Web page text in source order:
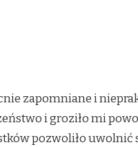
zapomniane i
i groziło mi
pozwoliło uwolnić